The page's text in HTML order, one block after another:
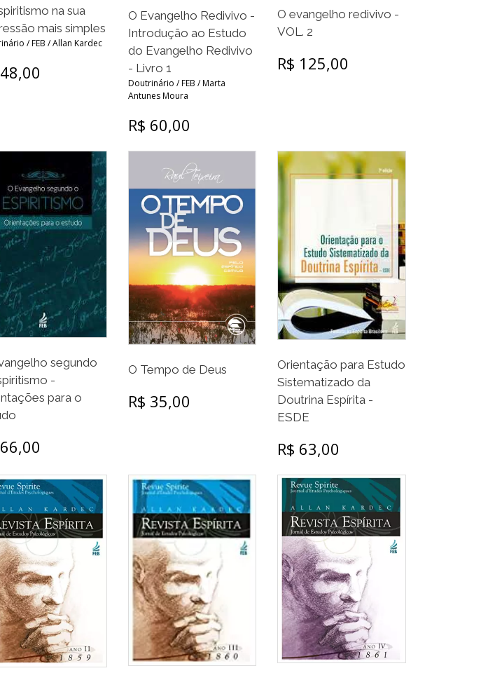
na sua
mais simples
/ FEB / Allan Kardec
O Evangelho Redivivo -
Introdução ao Estudo
do Evangelho Redivivo
- Livro 1
Doutrinário / FEB / Marta
Antunes Moura
R$ 60,00
O evangelho redivivo -
VOL. 2
R$ 125,00
segundo
-
para o
O Tempo de Deus
R$ 35,00
Orientação para Estudo
Sistematizado da
Doutrina Espírita -
ESDE
R$ 63,00